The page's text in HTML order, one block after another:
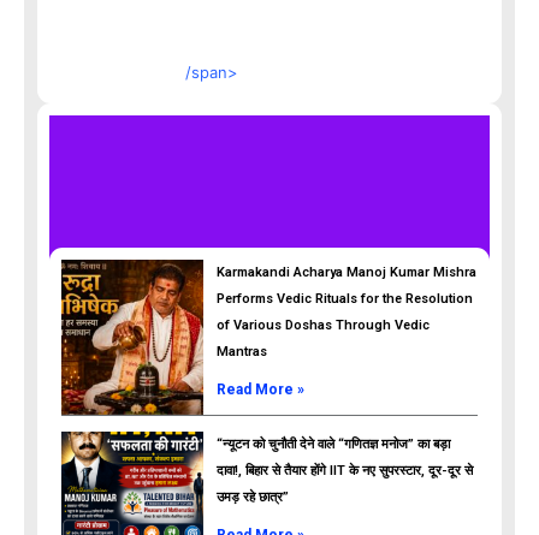
/span>
Karmakandi Acharya Manoj Kumar Mishra
Performs Vedic Rituals for the Resolution
of Various Doshas Through Vedic
Mantras
Read More »
“न्यूटन को चुनौती देने वाले “गणितज्ञ मनोज” का बड़ा
दावा!, बिहार से तैयार होंगे IIT के नए सुपरस्टार, दूर-दूर से
उमड़ रहे छात्र”